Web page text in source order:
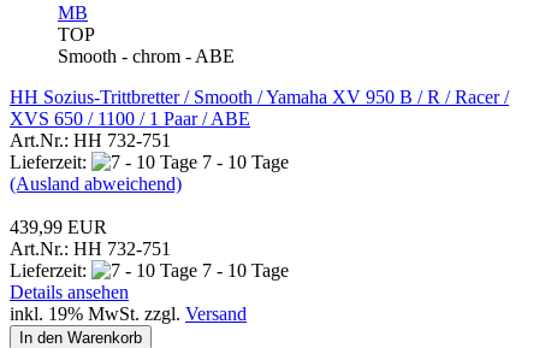
MB
TOP
Smooth - chrom - ABE
HH Sozius-Trittbretter / Smooth / Yamaha XV 950 B / R / Racer /
XVS 650 / 1100 / 1 Paar / ABE
Art.Nr.: HH 732-751
Lieferzeit:
7 - 10 Tage
(Ausland abweichend)
439,99 EUR
Art.Nr.: HH 732-751
Lieferzeit:
7 - 10 Tage
Details ansehen
inkl. 19% MwSt. zzgl. Versand
In den Warenkorb